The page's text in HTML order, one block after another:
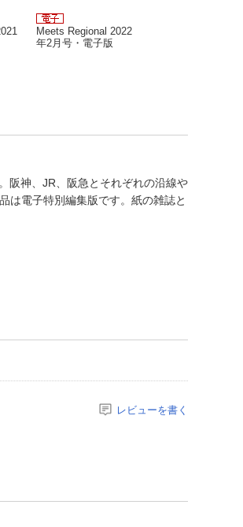
Meets Regional 2022
年2月号・電子版
阪神、JR、阪急とそれぞれの沿線や
は電子特別編集版です。紙の雑誌と
レビューを書く